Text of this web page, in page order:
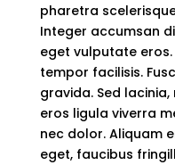
pharetra
Integer accumsan
eget vulputate
tempor facilisis.
gravida. Sed
eros ligula viverra
nec dolor. Aliquam
eget, faucibus